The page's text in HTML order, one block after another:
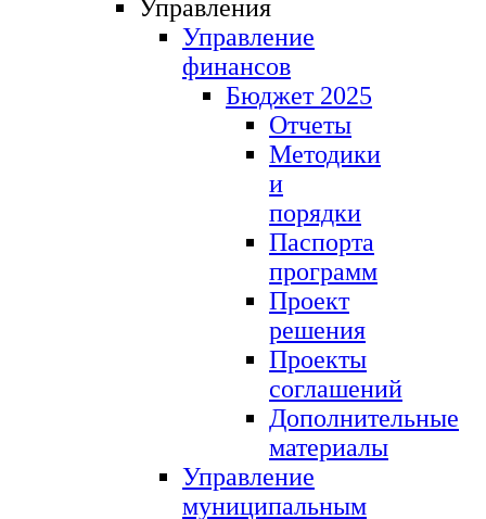
Управления
Управление
финансов
Бюджет 2025
Отчеты
Методики
и
порядки
Паспорта
программ
Проект
решения
Проекты
соглашений
Дополнительные
материалы
Управление
муниципальным